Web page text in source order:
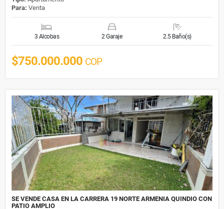
Para: Venta
3 Alcobas 2 Garaje 2.5 Baño(s)
$750.000.000 COP
SE VENDE CASA EN LA CARRERA 19 NORTE ARMENIA QUINDIO CON
PATIO AMPLIO